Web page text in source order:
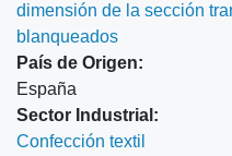
dimensión de la sección
blanqueados
País de Origen:
España
Sector Industrial:
Confección textil